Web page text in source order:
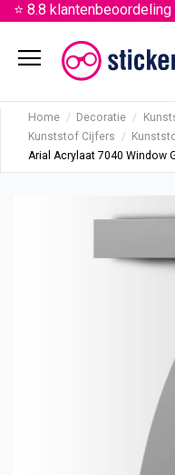
⭐ 8.8 klantenbeoordeling
menu
Home Decoratie
Kunststof Cijfers
Arial Acrylaat 7040 Window